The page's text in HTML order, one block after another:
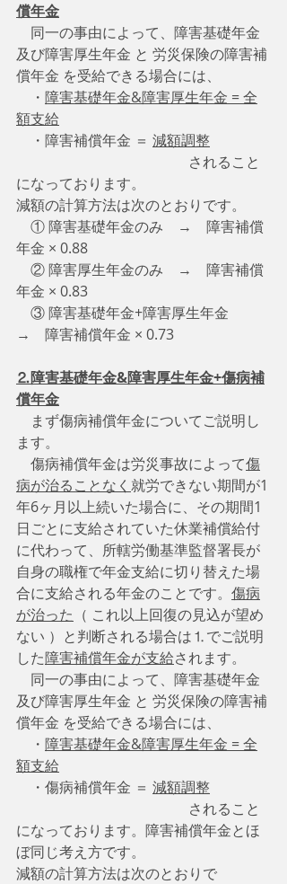
償年金
同一の事由によって、障害基礎年金
及び障害厚生年金 と 労災保険の障害補
償年金 を受給できる場合には、
・ 障害基礎年金&障害厚生年金 = 全
額支給
・障害補償年金 ＝ 減額調整
されること
になっております。
減額の計算方法は次のとおりです。
① 障害基礎年金のみ　→　障害補償
年金 × 0.88
年金 × 0.83
→　障害補償年金 × 0.73
⒉障害基礎年金&障害厚生年金+傷病補
償年金
まず傷病補償年金についてご説明し
ます。
傷病補償年金は労災事故によって傷
病が治ることなく 就労できない期間が1
年6ヶ月以上続いた場合に、その期間1
日ごとに支給されていた休業補償給付
に代わって、所轄労働基準監督署長が
自身の職権で年金支給に切り替えた場
合に支給される年金のことです。 傷病
が治った （ これ以上回復の見込が望め
ない ）と判断される場合は⒈でご説明
した障害補償年金が支給されます。
同一の事由によって、障害基礎年金
及び障害厚生年金 と 労災保険の障害補
償年金 を受給できる場合には、
・ 障害基礎年金&障害厚生年金 = 全
額支給
・傷病補償年金 ＝ 減額調整
されること
になっております。障害補償年金とほ
ぼ同じ考え方です。
減額の計算方法は次のとおりで